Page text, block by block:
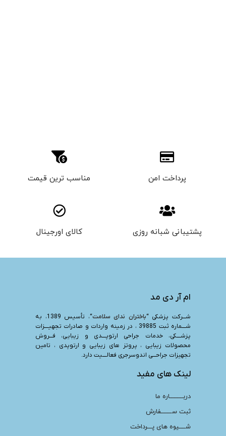
پرداخت امن مناسب ترین قیمت
پشتیبانی شبانه روزی کالای اورجینال
ام آر دی مد
شـــرکت پزشکی “باختران ندای سلامت
“، تأسیس 1389، به
شــــماره ثبت 39885 ، در زمینه واردات و صادرات تجهیــــزات
پزشــــکی، خدمات جراحی ارتوپــــدی و زیبایی، فـــروش
محصولات زیبایی ، پروتز های زیبایی و ارتوپدی ، تامین
تجهیزات جراحـــی اندوسرجری فعالــــیت دارد.
لینک های مفید
دربـــــــــاره ما
ثبت ســـــــفارش
شــــیوه های پـــرداخت